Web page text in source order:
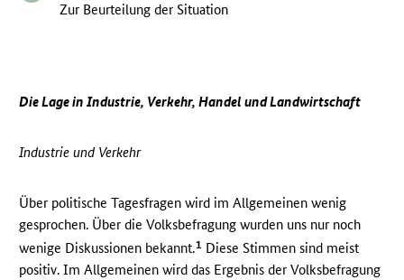
Zur Beurteilung der Situation
Die Lage in Industrie, Verkehr, Handel und Landwirtschaft
Industrie und Verkehr
Über politische Tagesfragen wird im Allgemeinen wenig
gesprochen. Über die Volksbefragung wurden uns nur noch
wenige Diskussionen bekannt.1 Diese Stimmen sind meist
positiv. Im Allgemeinen wird das Ergebnis der Volksbefragung